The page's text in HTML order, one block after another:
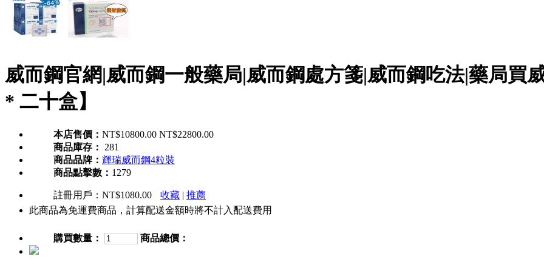
威而鋼官網|威而鋼一般藥局|威而鋼處方箋|威而鋼吃法|藥局買
* 二十盒】
本店售價： NT$10800.00 NT$22800.00
商品庫存：
281
商品品牌： 輝瑞威而鋼4粒裝
商品點擊數： 1279
註冊用戶： NT$1080.00 收藏 | 推薦
此商品為免運費商品，計算配送金額時將不計入配送費用
購買數量： 商品總價：